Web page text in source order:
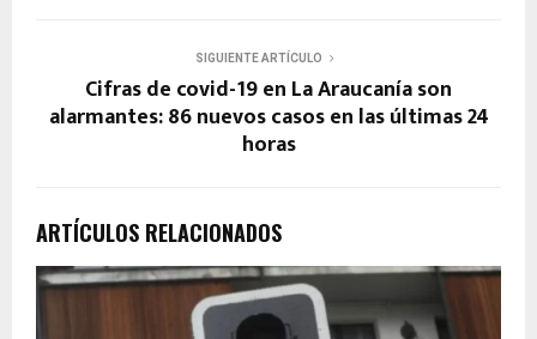
SIGUIENTE ARTÍCULO
Cifras de covid-19 en La Araucanía son
alarmantes: 86 nuevos casos en las últimas 24
horas
ARTÍCULOS RELACIONADOS